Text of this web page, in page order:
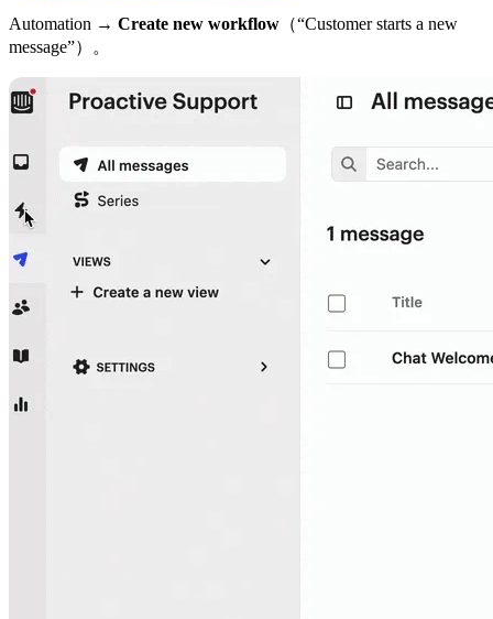
Automation → Create new workflow （“Customer starts a new
message”）。